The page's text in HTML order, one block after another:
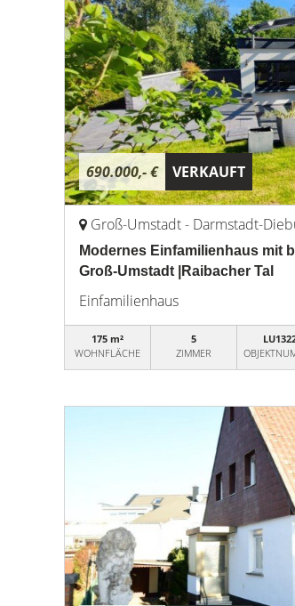
690.000,- € VERKAUFT
Groß-Umstadt - Darmstadt-
Modernes Einfamilienhaus mit
Groß-Umstadt |Raibacher Tal
Einfamilienhaus
175 m²
WOHNFLÄCHE
5
ZIMMER